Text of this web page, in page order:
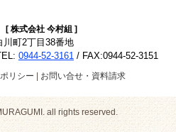
株式会社 今村組 ]
町2丁目38番地
0944-52-3161/ FAX:0944-52-3151
リシー お問い合せ・資料請求
all rights reserved.